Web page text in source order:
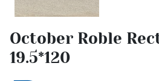
October Roble
19.5*120